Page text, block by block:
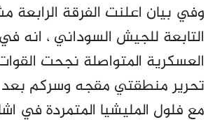
وفي بيان اعلنت الفرقة الرابعة
التابعة للجيش السوداني ، انه
العسكرية المتواصلة نجحت
تحرير منطقتي مقجه وسركم بعد
مع فلول المليشيا المتمردة في